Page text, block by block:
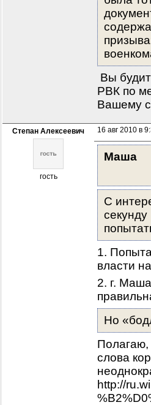
Вы
РВК по
Вашему
Степан Алексеевич
гость
16 авг 2010 в
Маша
С
1.
власти
2. г.
Но
Полагаю,
слова
http://